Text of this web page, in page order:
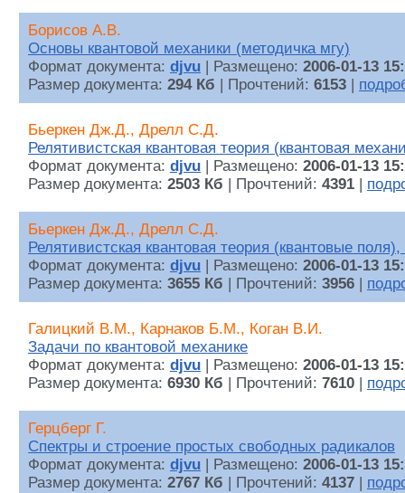
Борисов А.В.
Основы квантовой механики (методичка мгу)
Формат документа: djvu | Размещено: 2006-01-13
Размер документа: 294 Кб | Прочтений: 6153
Бьеркен Дж.Д., Дрелл С.Д.
Релятивистская квантовая теория (квантовая
Формат документа: djvu | Размещено: 2006-01-13
Размер документа: 2503 Кб | Прочтений: 4391
Бьеркен Дж.Д., Дрелл С.Д.
Релятивистская квантовая теория (квантовые
Формат документа: djvu | Размещено: 2006-01-13
Размер документа: 3655 Кб | Прочтений: 3956
Галицкий В.М., Карнаков Б.М., Коган В.И.
Задачи по квантовой механике
Формат документа: djvu | Размещено: 2006-01-13
Размер документа: 6930 Кб | Прочтений: 7610
Герцберг Г.
Спектры и строение простых свободных радикалов
Формат документа: djvu | Размещено: 2006-01-13
Размер документа: 2767 Кб | Прочтений: 4137